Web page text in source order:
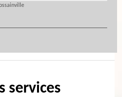
services